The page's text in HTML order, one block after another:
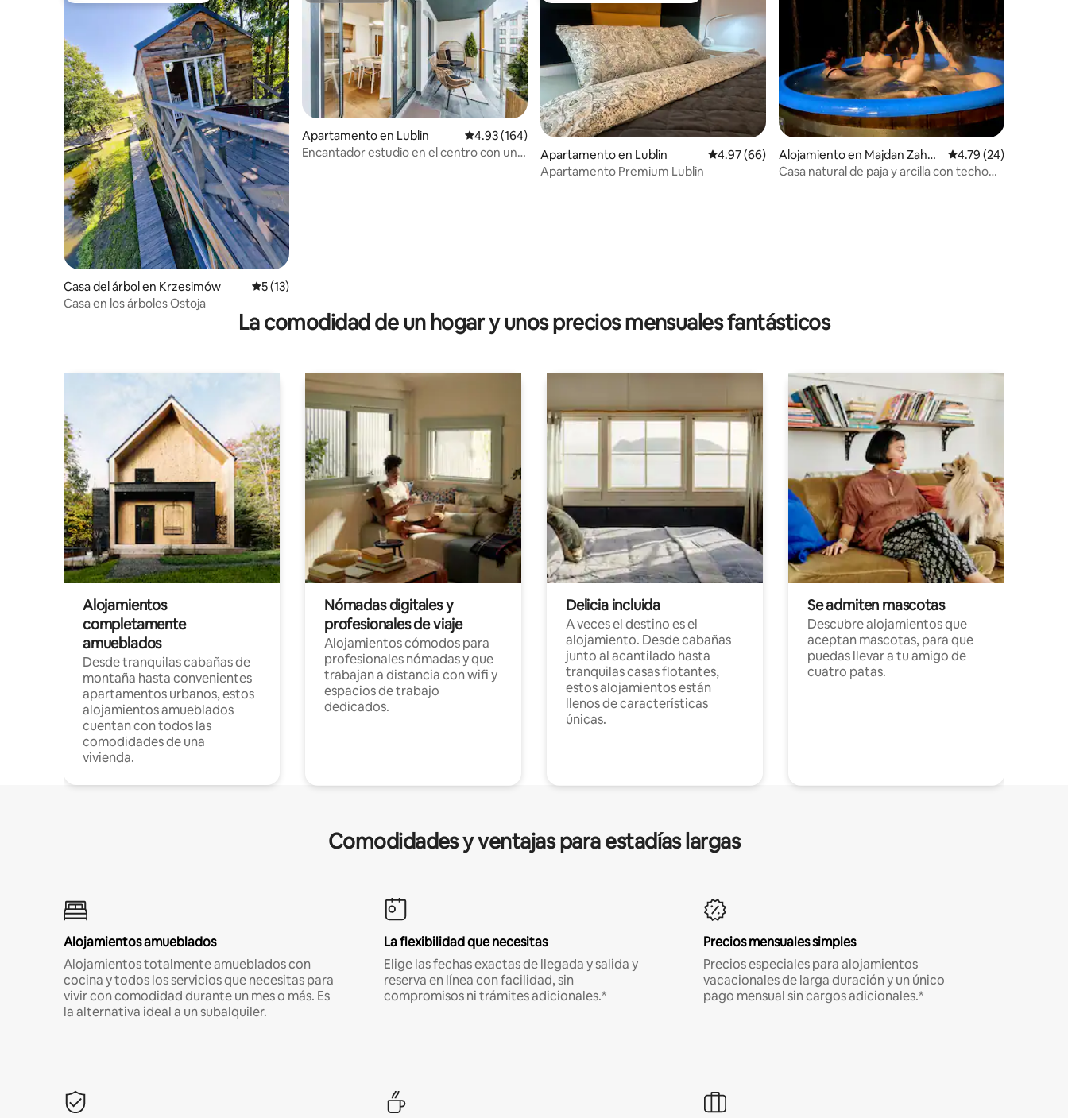
Casa del árbol en Krzesimów Calificación promedio: 5 de 5, 13 reseñas
5 (13)
Casa en los árboles Ostoja
Apartamento en Lublin Calificación promedio: 4.93 de 5, 164 reseñas
4.93 (164)
Encantador estudio en el centro con una
Apartamento en Lublin Calificación promedio: 4.97 de 5, 66 reseñas
4.97 (66)
Apartamento Premium Lublin
Alojamiento en Majdan Zahor
odyński
Calificación
4.79 (24)
Casa natural de paja y arcilla con techo
La comodidad de un hogar y unos precios mensuales fantásticos
Alojamientos
completamente
amueblados
Desde tranquilas cabañas de
montaña hasta convenientes
apartamentos urbanos, estos
alojamientos amueblados
cuentan con todos las
comodidades de una
vivienda.
Nómadas digitales y
profesionales de viaje
Alojamientos cómodos para
profesionales nómadas y que
trabajan a distancia con wifi y
espacios de trabajo
dedicados.
Delicia incluida
A veces el destino es el
alojamiento. Desde cabañas
junto al acantilado hasta
tranquilas casas flotantes,
estos alojamientos están
llenos de características
únicas.
Se admiten mascotas
Descubre alojamientos que
aceptan mascotas, para que
puedas llevar a tu amigo de
cuatro patas.
Comodidades y ventajas para estadías largas
Alojamientos amueblados
Alojamientos totalmente amueblados con
cocina y todos los servicios que necesitas para
vivir con comodidad durante un mes o más. Es
la alternativa ideal a un subalquiler.
La flexibilidad que necesitas
Elige las fechas exactas de llegada y salida y
reserva en línea con facilidad, sin
compromisos ni trámites adicionales.*
Precios mensuales simples
Precios especiales para alojamientos
vacacionales de larga duración y un único
pago mensual sin cargos adicionales.*